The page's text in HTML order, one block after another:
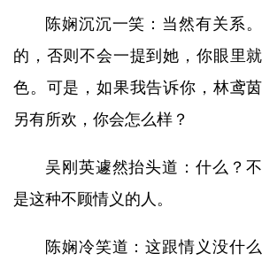
陈娴沉沉一笑：当然有关系
的，否则不会一提到她，你眼里
色。可是，如果我告诉你，林鸢
另有所欢，你会怎么样？
吴刚英遽然抬头道：什么？
是这种不顾情义的人。
陈娴冷笑道：这跟情义没什